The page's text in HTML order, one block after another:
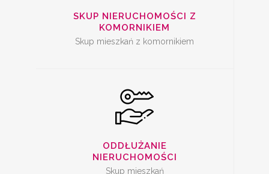
SKUP NIERUCHOMOŚCI Z
KOMORNIKIEM
Skup mieszkań z komornikiem
ODDŁUŻANIE
NIERUCHOMOŚCI
Skup mieszkań
NIERUCHOMOŚCI